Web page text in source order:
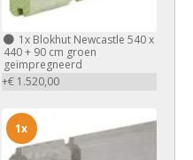
1xBlokhut Newcastle 540 x
440 + 90 cm groen
geïmpregneerd
+€ 1.520,00
1x